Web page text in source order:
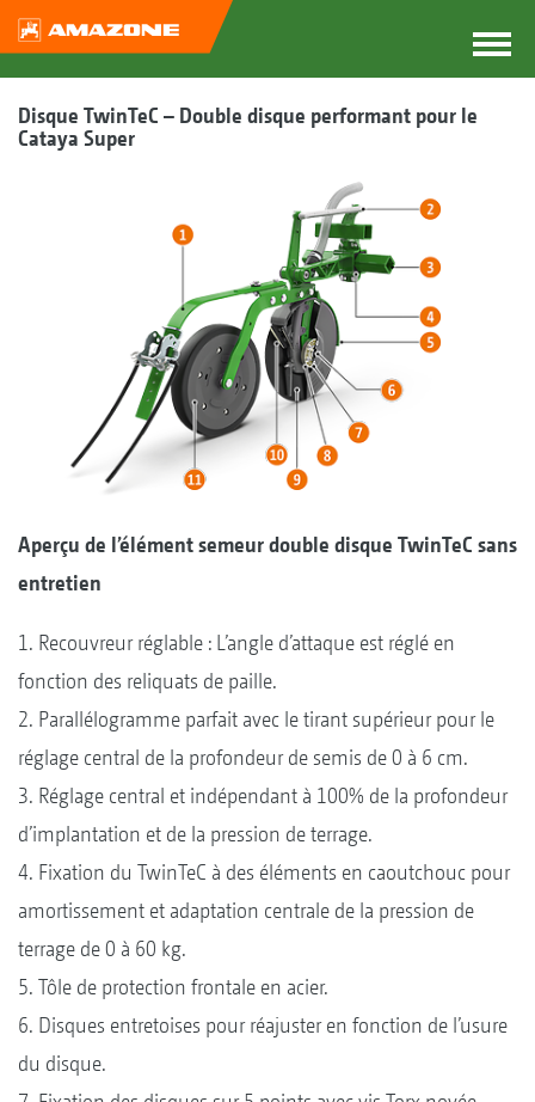
Disque TwinTeC – Double disque performant pour le
Cataya Super
Aperçu de l’élément semeur double disque TwinTeC sans
entretien
1. Recouvreur réglable : L’angle d’attaque est réglé en
fonction des reliquats de paille.
2. Parallélogramme parfait avec le tirant supérieur pour le
réglage central de la profondeur de semis de 0 à 6 cm.
3. Réglage central et indépendant à 100% de la profondeur
d’implantation et de la pression de terrage.
4. Fixation du TwinTeC à des éléments en caoutchouc pour
amortissement et adaptation centrale de la pression de
terrage de 0 à 60 kg.
5. Tôle de protection frontale en acier.
6. Disques entretoises pour réajuster en fonction de l’usure
du disque.